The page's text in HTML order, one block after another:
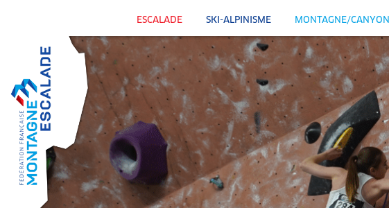
ESCALADE SKI-ALPINISME MONTAGNE/CANYON